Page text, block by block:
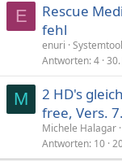
E
Rescue
fehl
enuri
Antworten 4
M
2 HD's
free, Vers.
Michele Halagar
Antworten 10